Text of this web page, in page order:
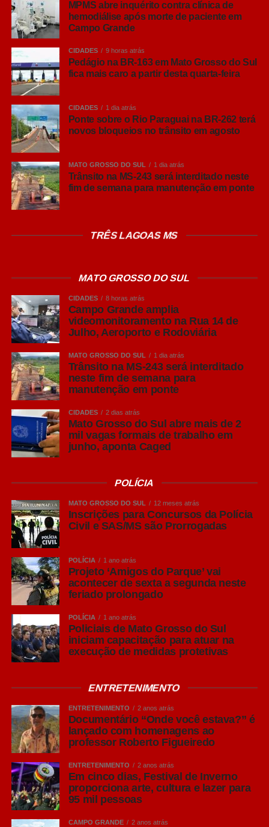
comunidades, Casa da Mulher e
Centros Culturais emociona
indígenas e mulheres
Cronograma Completo do Evento
Sábado, 30 de maio
10h00 – Cortejo da Revoada
13h25– Gabriel Chiad
16h30– Sandim + Manuzera + Lauren Cury
17h35– Juci Ibanez
18h25 – Coletivo Rabiscada
18h35– Slam + Batalha
19h50 – Magão convida Falange da Rima
20h50– Coletivo Rabiscada
21h15 – GOG convida Bros MCs
22h15
23h05 – DJ Shabba
Domingo, 31 de maio
12h20 – Orquestra UFMS
13h50– Lara Árabe + Kpop
14h20 – DJ Lady Afro
15h05 – Ana Lua e Pedro Espíndola
16h00 – Kalu
MPMS abre inquérito contra clínica de
hemodiálise após morte de paciente em
Campo Grande
CIDADES 9 horas atrás
Pedágio na BR-163 em Mato Grosso do Sul
fica mais caro a partir desta quarta-feira
CIDADES 1 dia atrás
Ponte sobre o Rio Paraguai na BR-262 terá
novos bloqueios no trânsito em agosto
MATO GROSSO DO SUL 1 dia atrás
Trânsito na MS-243 será interditado neste
fim de semana para manutenção em ponte
TRÊS LAGOAS MS
MATO GROSSO DO SUL
CIDADES 8 horas atrás
Campo Grande amplia
videomonitoramento na Rua 14 de
Julho, Aeroporto e Rodoviária
MATO GROSSO DO SUL 1 dia atrás
Trânsito na MS-243 será interditado
neste fim de semana para
manutenção em ponte
CIDADES 2 dias atrás
Mato Grosso do Sul abre mais de 2
mil vagas formais de trabalho em
junho, aponta Caged
POLÍCIA
MATO GROSSO DO SUL 12 meses atrás
Inscrições para Concursos da Polícia
Civil e SAS/MS são Prorrogadas
POLÍCIA 1 ano atrás
Projeto ‘Amigos do Parque’ vai
acontecer de sexta a segunda neste
feriado prolongado
POLÍCIA 1 ano atrás
Policiais de Mato Grosso do Sul
iniciam capacitação para atuar na
execução de medidas protetivas
ENTRETENIMENTO
ENTRETENIMENTO 2 anos atrás
Documentário “Onde você estava?” é
lançado com homenagens ao
professor Roberto Figueiredo
ENTRETENIMENTO 2 anos atrás
Em cinco dias, Festival de Inverno
proporciona arte, cultura e lazer para
95 mil pessoas
CAMPO GRANDE 2 anos atrás